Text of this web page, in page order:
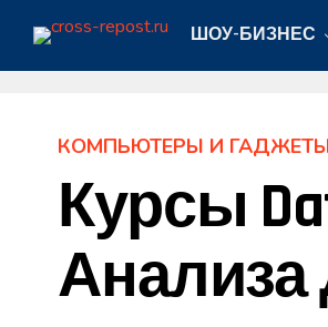
ШОУ-БИЗНЕС
КОМПЬЮТЕРЫ И
Курсы